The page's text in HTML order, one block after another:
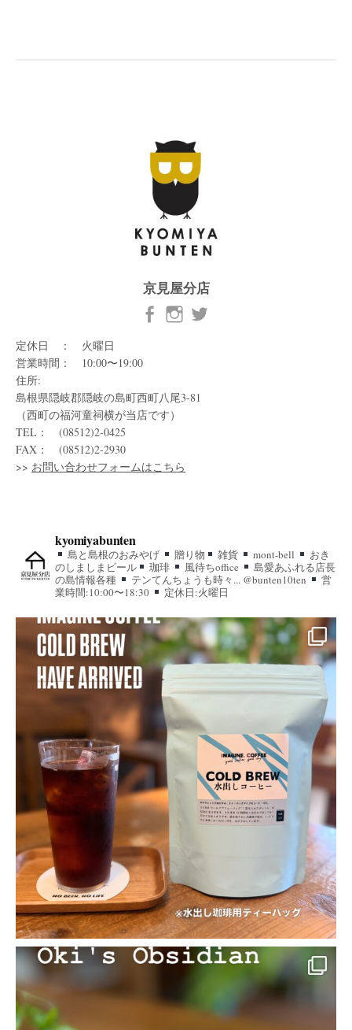
京見屋分店
定休日 ： 火曜日
営業時間： 10:00〜19:00
住所:
島根県隠岐郡隠岐の島町西町八尾3-81
（西町の福河童祠横が当店です）
TEL： (08512)2-0425
FAX： (08512)2-2930
>> お問い合わせフォームはこちら
kyomiyabunten
島と島根のおみやげ 贈り物 雑貨 mont-bell
おき
のしましまビール
珈琲 風待ちoffice
島愛あふれる店長
の島情報各種
テンてんちょうも時々... @bunten10ten
営
業時間:10:00〜18:30
定休日:火曜日